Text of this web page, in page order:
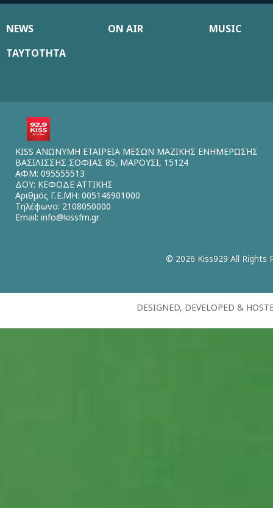
NEWS ON AIR
MUSIC
ΤΑΥΤΟΤΗΤΑ
KISS ΑΝΩΝΥΜΗ ΕΤΑΙΡΕΙΑ ΜΕΣΩΝ ΜΑΖΙΚΗΣ ΕΝΗΜΕΡΩΣΗΣ
ΒΑΣΙΛΙΣΣΗΣ ΣΟΦΙΑΣ 85, ΜΑΡΟΥΣΙ, 15124
ΑΦΜ: 095555513
ΔΟΥ: ΚΕΦΟΔΕ ΑΤΤΙΚΗΣ
Αριθμός Γ.Ε.ΜΗ: 005146901000
Τηλέφωνο: 2108050000
Email: info@kissfm.gr
© 2026 Kiss929 All Rights
DESIGNED, DEVELOPED &